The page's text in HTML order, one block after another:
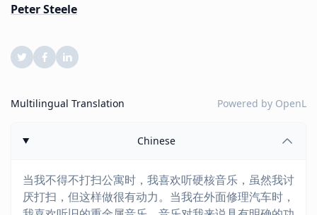
Peter Steele
Multilingual Translation Powered by OpenL
Chinese
当我不得不打扫公寓时，我喜欢听硬核音乐，虽然我讨
厌打扫，但这样做很有动力。当我在外面修理汽车时，